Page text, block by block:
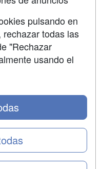
Web, S.L. - Calle
Tel: 91 533 70 78
pulsando en
todas las
"Rechazar
usando el